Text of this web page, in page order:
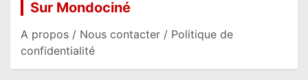
Sur Mondociné
A propos / Nous contacter / Politique de
confidentialité